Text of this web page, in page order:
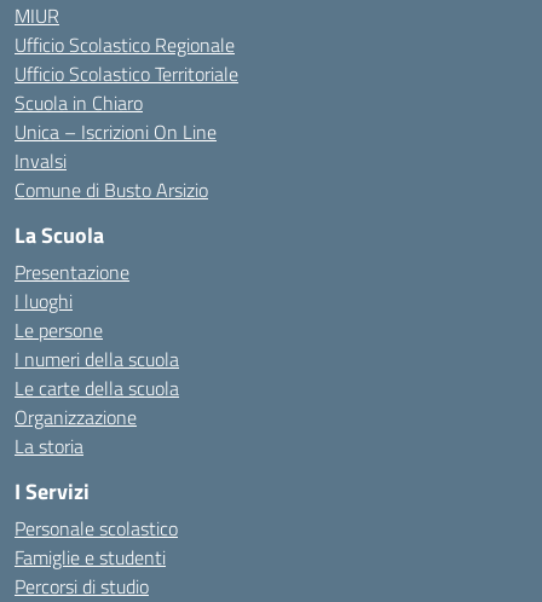
MIUR
Ufficio Scolastico Regionale
Ufficio Scolastico Territoriale
Scuola in Chiaro
Unica – Iscrizioni On Line
Invalsi
Comune di Busto Arsizio
La Scuola
Presentazione
I luoghi
Le persone
I numeri della scuola
Le carte della scuola
Organizzazione
La storia
I Servizi
Personale scolastico
Famiglie e studenti
Percorsi di studio